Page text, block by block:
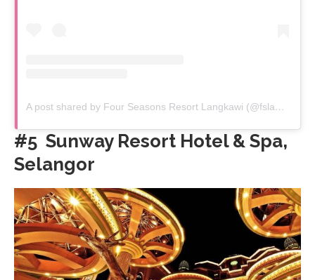
A post shared by Four Seasons Resort Langkawi (@fslangkawi)
#5 Sunway Resort Hotel & Spa,
Selangor